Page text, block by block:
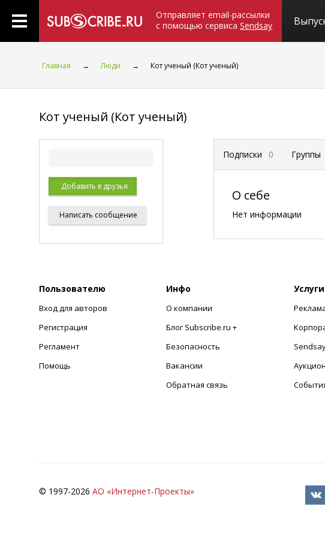
Отправляет email-рассылки
с помощью сервиса Sendsay
Главная → Люди → Кот ученый (Кот ученый)
Кот ученый (Кот ученый)
Добавить в друзья
Написать сообщение
Подписки 0 Группы
О себе
Нет информации
Пользователю
Вход для авторов
Регистрация
Регламент
Помощь
Инфо
О компании
Блог Subscribe.ru +
Безопасность
Вакансии
Обратная связь
Услуги
© 1997-2026 АО «Интернет-Проекты»